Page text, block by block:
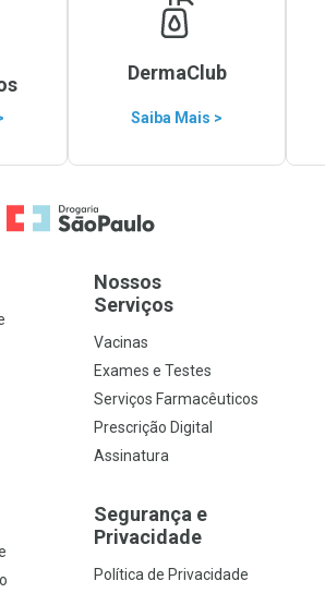
DermaClub
Saiba Mais >
Ir para a Home
Nossos
Serviços
Vacinas
Exames e Testes
Serviços Farmacêuticos
Prescrição Digital
Assinatura
Segurança e
Privacidade
Política de Privacidade